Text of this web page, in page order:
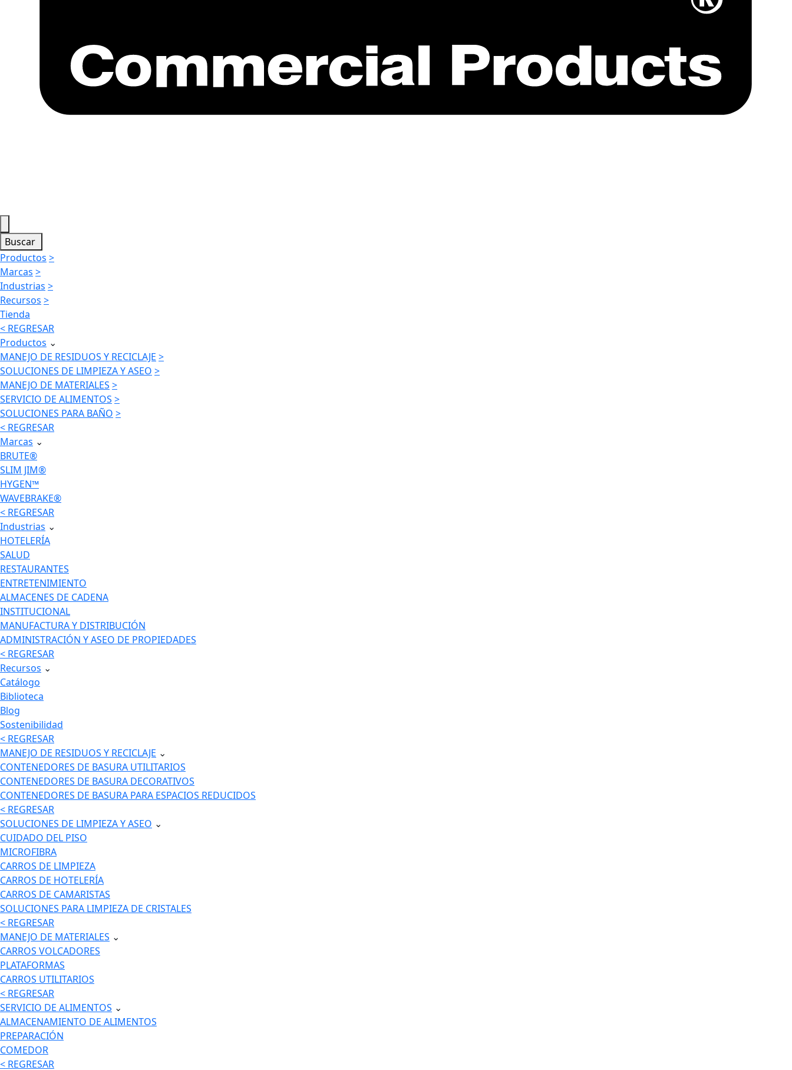
Buscar
Productos >
Marcas >
Industrias >
Recursos >
Tienda
< REGRESAR
Productos ⌄
MANEJO DE RESIDUOS Y RECICLAJE >
SOLUCIONES DE LIMPIEZA Y ASEO >
MANEJO DE MATERIALES >
SERVICIO DE ALIMENTOS >
SOLUCIONES PARA BAÑO >
< REGRESAR
Marcas ⌄
BRUTE®
SLIM JIM®
HYGEN™
WAVEBRAKE®
< REGRESAR
Industrias ⌄
HOTELERÍA
SALUD
RESTAURANTES
ENTRETENIMIENTO
ALMACENES DE CADENA
INSTITUCIONAL
MANUFACTURA Y DISTRIBUCIÓN
ADMINISTRACIÓN Y ASEO DE PROPIEDADES
< REGRESAR
Recursos ⌄
Catálogo
Biblioteca
Blog
Sostenibilidad
< REGRESAR
MANEJO DE RESIDUOS Y RECICLAJE ⌄
CONTENEDORES DE BASURA UTILITARIOS
CONTENEDORES DE BASURA DECORATIVOS
CONTENEDORES DE BASURA PARA ESPACIOS REDUCIDOS
< REGRESAR
SOLUCIONES DE LIMPIEZA Y ASEO ⌄
CUIDADO DEL PISO
MICROFIBRA
CARROS DE LIMPIEZA
CARROS DE HOTELERÍA
CARROS DE CAMARISTAS
SOLUCIONES PARA LIMPIEZA DE CRISTALES
< REGRESAR
MANEJO DE MATERIALES ⌄
CARROS VOLCADORES
PLATAFORMAS
CARROS UTILITARIOS
< REGRESAR
SERVICIO DE ALIMENTOS ⌄
ALMACENAMIENTO DE ALIMENTOS
PREPARACIÓN
COMEDOR
< REGRESAR